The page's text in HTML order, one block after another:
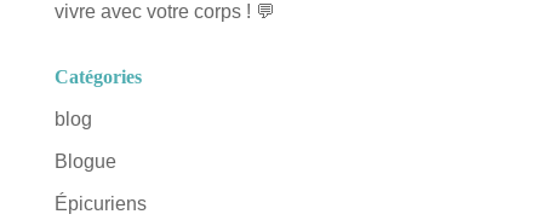
vivre avec votre corps ! 💬
Catégories
blog
Blogue
Épicuriens